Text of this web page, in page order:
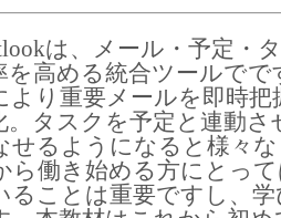
は、メール・予定・
を高める統合ツールで
より重要メールを即時
。タスクを予定と連動
せるようになると様々
ら働き始める方にとっ
ることは重要ですし、